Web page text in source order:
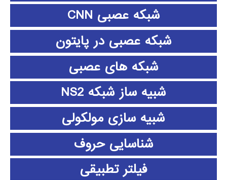
شبکه عصبی CNN
شبکه عصبی در پایتون
شبکه های عصبی
شبیه ساز شبکه NS2
شبیه سازی مولکولی
شناسایی حروف
فیلتر تطبیقی